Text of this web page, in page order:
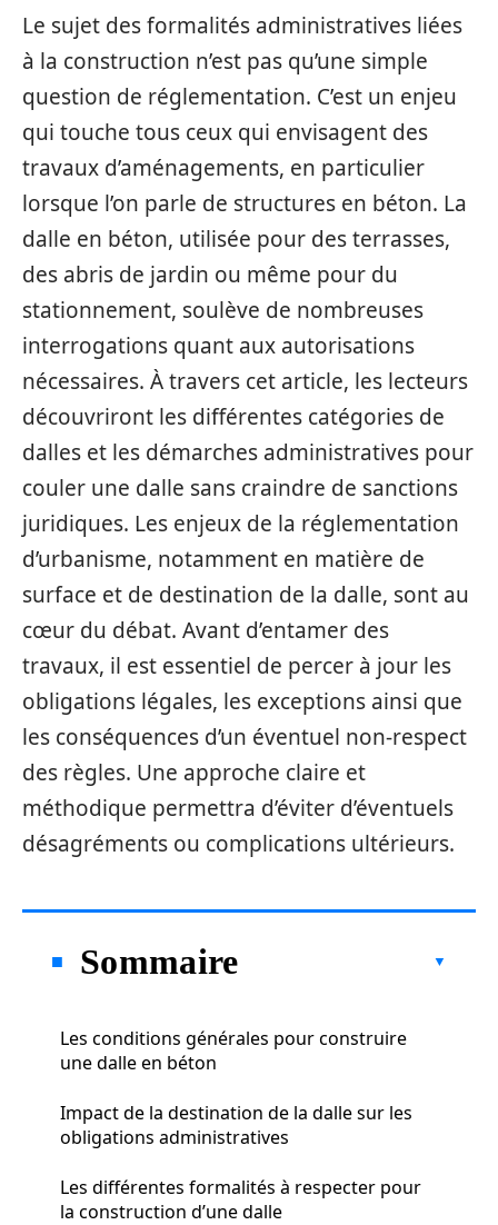
Le sujet des formalités administratives liées
à la construction n’est pas qu’une simple
question de réglementation. C’est un enjeu
qui touche tous ceux qui envisagent des
travaux d’aménagements, en particulier
lorsque l’on parle de structures en béton. La
dalle en béton, utilisée pour des terrasses,
des abris de jardin ou même pour du
stationnement, soulève de nombreuses
interrogations quant aux autorisations
nécessaires. À travers cet article, les lecteurs
découvriront les différentes catégories de
dalles et les démarches administratives pour
couler une dalle sans craindre de sanctions
juridiques. Les enjeux de la réglementation
d’urbanisme, notamment en matière de
surface et de destination de la dalle, sont au
cœur du débat. Avant d’entamer des
travaux, il est essentiel de percer à jour les
obligations légales, les exceptions ainsi que
les conséquences d’un éventuel non-respect
des règles. Une approche claire et
méthodique permettra d’éviter d’éventuels
désagréments ou complications ultérieurs.
Sommaire
Les conditions générales pour construire
une dalle en béton
Impact de la destination de la dalle sur les
obligations administratives
Les différentes formalités à respecter pour
la construction d’une dalle